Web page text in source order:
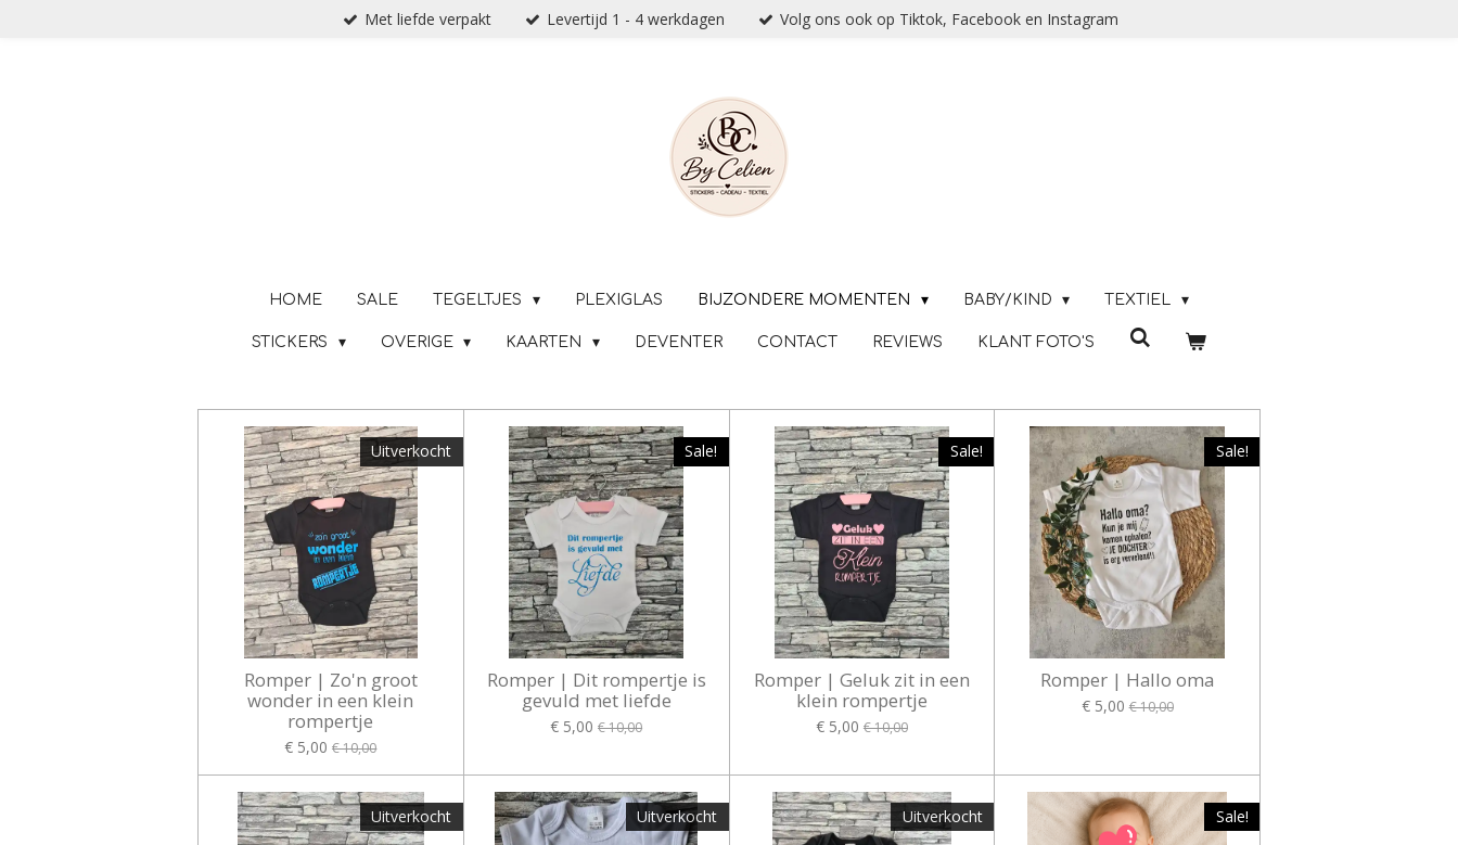
Met liefde verpakt Levertijd 1 - 4 werkdagen Volg ons ook op Tiktok, Facebook en Instagram
HOME SALE TEGELTJES PLEXIGLAS BIJZONDERE MOMENTEN BABY/KIND TEXTIEL
STICKERS OVERIGE KAARTEN DEVENTER CONTACT REVIEWS KLANT FOTO'S
Uitverkocht
Romper | Zo'n groot
wonder in een klein
rompertje
€ 5,00 € 10,00
Sale!
Romper | Dit rompertje is
gevuld met liefde
€ 5,00 € 10,00
Sale!
Romper | Geluk zit in een
klein rompertje
€ 5,00 € 10,00
Sale!
Romper | Hallo oma
€ 5,00 € 10,00
Uitverkocht Uitverkocht Uitverkocht Sale!